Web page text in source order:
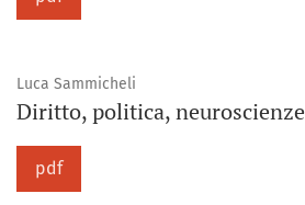
Luca Sammicheli
Diritto, politica, neuroscienze
pdf